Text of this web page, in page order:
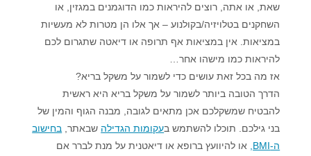
שאת, או אתה, רוצים להיראות כמו הדוגמנים במגזין, או
השחקנים בטלויזיה/בקולנוע – אך אלו הן מטרות לא מעשיות
במציאות. אין במציאות אף תרופה או דיאטה שתגרום לכם
להיראות כמו מישהו אחר…
אז מה בכל זאת עושים כדי לשמור על משקל בריא?
הדרך הטובה ביותר לשמור על משקל בריא היא ראשית
להבטיח שמשקלכם אכן מתאים לגובה, מבנה הגוף והמין של
בני גילכם. תוכלו להשתמש בעקומות הגדילה שבאתר, בחישוב
ה-BMI,
או להיוועץ ברופא או דיאטנית על מנת לברר אם